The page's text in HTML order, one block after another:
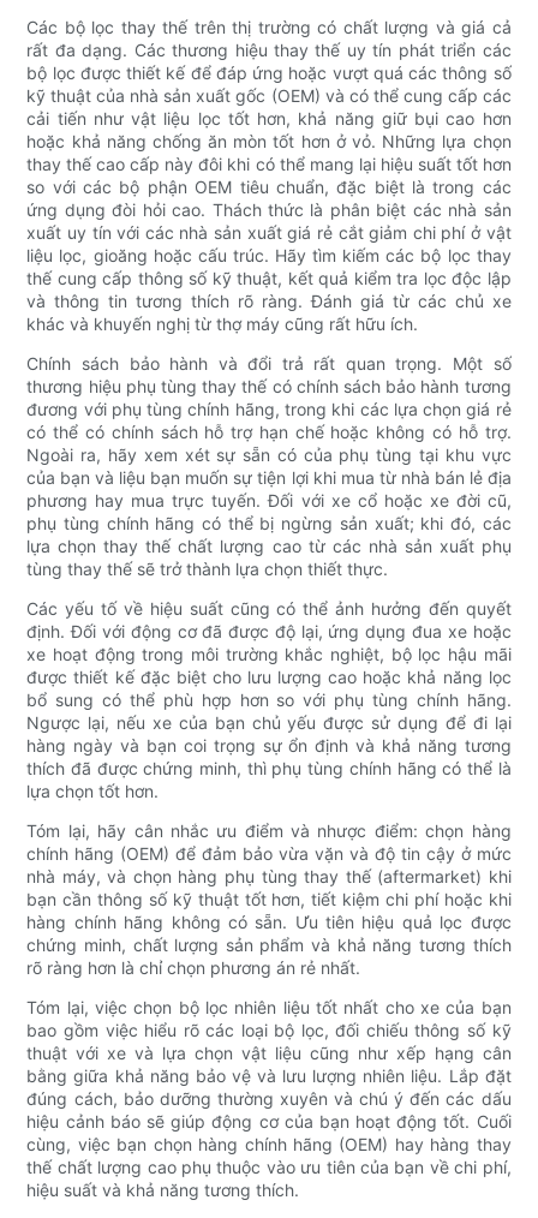
Các bộ lọc thay thế trên thị trường có chất lượng và giá cả
rất đa dạng. Các thương hiệu thay thế uy tín phát triển các
bộ lọc được thiết kế để đáp ứng hoặc vượt quá các thông số
kỹ thuật của nhà sản xuất gốc (OEM) và có thể cung cấp các
cải tiến như vật liệu lọc tốt hơn, khả năng giữ bụi cao hơn
hoặc khả năng chống ăn mòn tốt hơn ở vỏ. Những lựa chọn
thay thế cao cấp này đôi khi có thể mang lại hiệu suất tốt hơn
so với các bộ phận OEM tiêu chuẩn, đặc biệt là trong các
ứng dụng đòi hỏi cao. Thách thức là phân biệt các nhà sản
xuất uy tín với các nhà sản xuất giá rẻ cắt giảm chi phí ở vật
liệu lọc, gioăng hoặc cấu trúc. Hãy tìm kiếm các bộ lọc thay
thế cung cấp thông số kỹ thuật, kết quả kiểm tra lọc độc lập
và thông tin tương thích rõ ràng. Đánh giá từ các chủ xe
khác và khuyến nghị từ thợ máy cũng rất hữu ích.
Chính sách bảo hành và đổi trả rất quan trọng. Một số
thương hiệu phụ tùng thay thế có chính sách bảo hành tương
đương với phụ tùng chính hãng, trong khi các lựa chọn giá rẻ
có thể có chính sách hỗ trợ hạn chế hoặc không có hỗ trợ.
Ngoài ra, hãy xem xét sự sẵn có của phụ tùng tại khu vực
của bạn và liệu bạn muốn sự tiện lợi khi mua từ nhà bán lẻ địa
phương hay mua trực tuyến. Đối với xe cổ hoặc xe đời cũ,
phụ tùng chính hãng có thể bị ngừng sản xuất; khi đó, các
lựa chọn thay thế chất lượng cao từ các nhà sản xuất phụ
tùng thay thế sẽ trở thành lựa chọn thiết thực.
Các yếu tố về hiệu suất cũng có thể ảnh hưởng đến quyết
định. Đối với động cơ đã được độ lại, ứng dụng đua xe hoặc
xe hoạt động trong môi trường khắc nghiệt, bộ lọc hậu mãi
được thiết kế đặc biệt cho lưu lượng cao hoặc khả năng lọc
bổ sung có thể phù hợp hơn so với phụ tùng chính hãng.
Ngược lại, nếu xe của bạn chủ yếu được sử dụng để đi lại
hàng ngày và bạn coi trọng sự ổn định và khả năng tương
thích đã được chứng minh, thì phụ tùng chính hãng có thể là
lựa chọn tốt hơn.
Tóm lại, hãy cân nhắc ưu điểm và nhược điểm: chọn hàng
chính hãng (OEM) để đảm bảo vừa vặn và độ tin cậy ở mức
nhà máy, và chọn hàng phụ tùng thay thế (aftermarket) khi
bạn cần thông số kỹ thuật tốt hơn, tiết kiệm chi phí hoặc khi
hàng chính hãng không có sẵn. Ưu tiên hiệu quả lọc được
chứng minh, chất lượng sản phẩm và khả năng tương thích
rõ ràng hơn là chỉ chọn phương án rẻ nhất.
Tóm lại, việc chọn bộ lọc nhiên liệu tốt nhất cho xe của bạn
bao gồm việc hiểu rõ các loại bộ lọc, đối chiếu thông số kỹ
thuật với xe và lựa chọn vật liệu cũng như xếp hạng cân
bằng giữa khả năng bảo vệ và lưu lượng nhiên liệu. Lắp đặt
đúng cách, bảo dưỡng thường xuyên và chú ý đến các dấu
hiệu cảnh báo sẽ giúp động cơ của bạn hoạt động tốt. Cuối
cùng, việc bạn chọn hàng chính hãng (OEM) hay hàng thay
thế chất lượng cao phụ thuộc vào ưu tiên của bạn về chi phí,
hiệu suất và khả năng tương thích.